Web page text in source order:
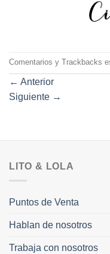
Comentarios y Trackbacks
← Anterior
Siguiente →
LITO & LOLA
Puntos de Venta
Hablan de nosotros
Trabaja con nosotros